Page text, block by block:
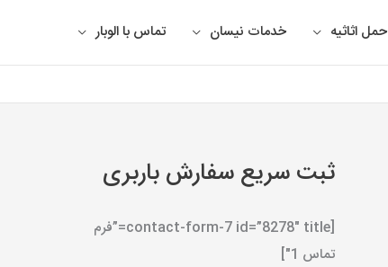
حمل اثاثیه خدمات نیسان تماس با الوبار
ثبت سریع سفارش باربری
[contact-form-7 id=”8278″ title=”فرم
تماس 1″]